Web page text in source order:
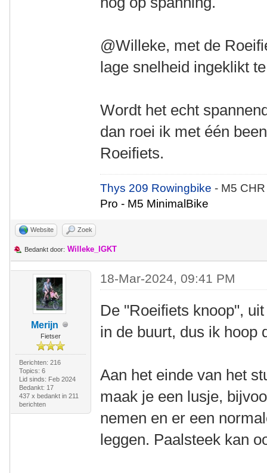
@Willeke, met de
lage snelheid ingeklikt
Wordt het echt
dan roei ik met één
Roeifiets.
Thys 209 Rowingbike- M5
Pro - M5 MinimalBike
Website Zoek
Bedankt door: Willeke_IGKT
Merijn
Fietser
Berichten: 216
Topics: 6
Lid sinds: Feb 2024
Bedankt: 17
437 x bedankt in 211
berichten
18-Mar-2024, 09:41 PM
De "Roeifiets knoop",
in de buurt, dus ik hoop
Aan het einde van het
maak je een lusje,
nemen en er een
leggen. Paalsteek kan